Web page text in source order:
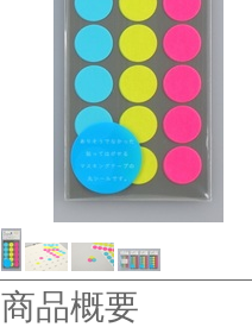
商品概要